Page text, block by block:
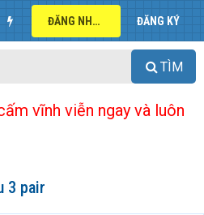
ĐĂNG NHẬP ĐĂNG KÝ
TÌM
vĩnh viễn ngay và luôn
3 pair